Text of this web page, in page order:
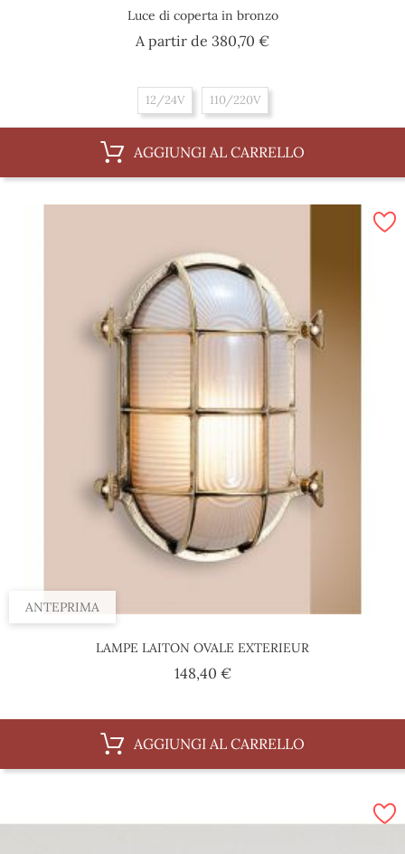
Luce di coperta in bronzo
A partir de 380,70 €Prezzo
12/24V 110/220V
AGGIUNGI AL CARRELLO
ANTEPRIMA
LAMPE LAITON OVALE EXTERIEUR
148,40 €Prezzo
AGGIUNGI AL CARRELLO